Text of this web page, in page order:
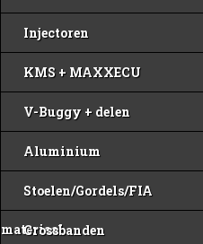
Injectoren
KMS + MAXXECU
V-Buggy + delen
Aluminium
Stoelen/Gordels/FIA
materiaal
Crossbanden